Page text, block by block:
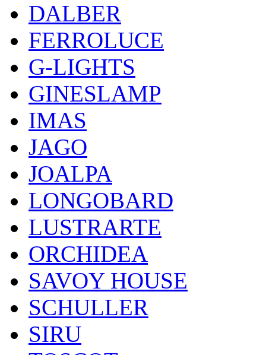
DALBER
FERROLUCE
G-LIGHTS
GINESLAMP
IMAS
JAGO
JOALPA
LONGOBARD
LUSTRARTE
ORCHIDEA
SAVOY HOUSE
SCHULLER
SIRU